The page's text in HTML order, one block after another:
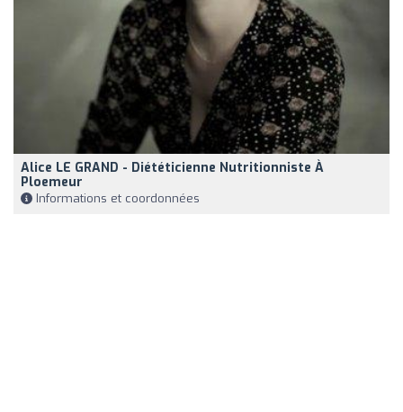
Alice LE GRAND - Diététicienne Nutritionniste À
Ploemeur
Informations et coordonnées